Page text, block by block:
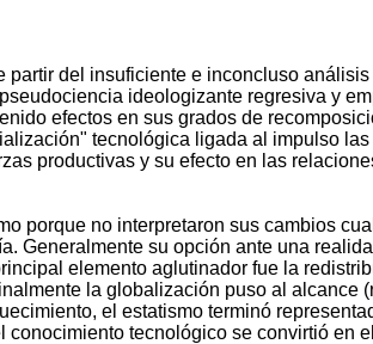
del insuficiente e inconcluso
ideologizante regresiva y
efectos en sus grados de
tecnológica ligada al impulso
productivas y su efecto en las
porque no interpretaron sus cambios
su opción ante una
elemento aglutinador fue la
la globalización puso al alcance
el estatismo terminó
tecnológico se convirtió en